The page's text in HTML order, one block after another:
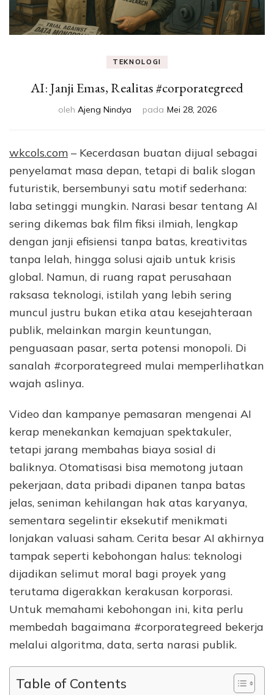
TEKNOLOGI
AI: Janji Emas, Realitas #corporategreed
oleh Ajeng Nindya pada Mei 28, 2026
wkcols.com – Kecerdasan buatan dijual sebagai
penyelamat masa depan, tetapi di balik slogan
futuristik, bersembunyi satu motif sederhana:
laba setinggi mungkin. Narasi besar tentang AI
sering dikemas bak film fiksi ilmiah, lengkap
dengan janji efisiensi tanpa batas, kreativitas
tanpa lelah, hingga solusi ajaib untuk krisis
global. Namun, di ruang rapat perusahaan
raksasa teknologi, istilah yang lebih sering
muncul justru bukan etika atau kesejahteraan
publik, melainkan margin keuntungan,
penguasaan pasar, serta potensi monopoli. Di
sanalah #corporategreed mulai memperlihatkan
wajah aslinya.
Video dan kampanye pemasaran mengenai AI
kerap menekankan kemajuan spektakuler,
tetapi jarang membahas biaya sosial di
baliknya. Otomatisasi bisa memotong jutaan
pekerjaan, data pribadi dipanen tanpa batas
jelas, seniman kehilangan hak atas karyanya,
sementara segelintir eksekutif menikmati
lonjakan valuasi saham. Cerita besar AI akhirnya
tampak seperti kebohongan halus: teknologi
dijadikan selimut moral bagi proyek yang
terutama digerakkan kerakusan korporasi.
Untuk memahami kebohongan ini, kita perlu
membedah bagaimana #corporategreed bekerja
melalui algoritma, data, serta narasi publik.
Table of Contents